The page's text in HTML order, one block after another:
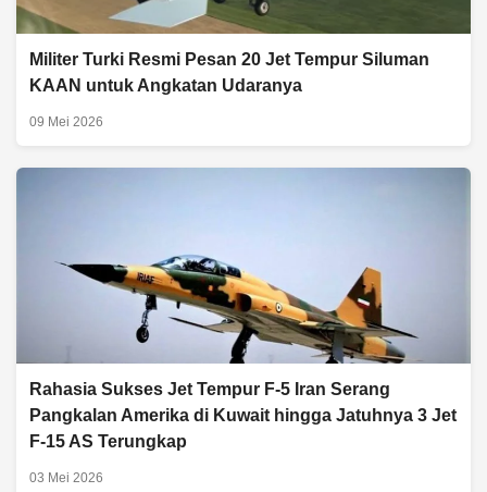
Militer Turki Resmi Pesan 20 Jet Tempur Siluman
KAAN untuk Angkatan Udaranya
09 Mei 2026
Rahasia Sukses Jet Tempur F-5 Iran Serang
Pangkalan Amerika di Kuwait hingga Jatuhnya 3 Jet
F-15 AS Terungkap
03 Mei 2026